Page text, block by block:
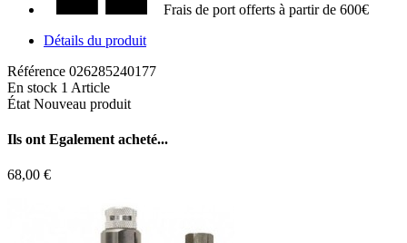
Frais de port offerts à partir de 600€
Détails du produit
Référence 026285240177
En stock 1 Article
État Nouveau produit
Ils ont Egalement acheté...
68,00 €